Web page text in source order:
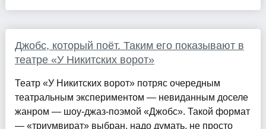
Джобс, который поёт. Таким его показывают в
театре «У Никитских ворот»
Театр «У Никитских ворот» потряс очередным
театральным экспериментом — невиданным доселе
жанром — шоу-джаз-поэмой «Джобс». Такой формат
— «триумвират» выбран, надо думать, не просто